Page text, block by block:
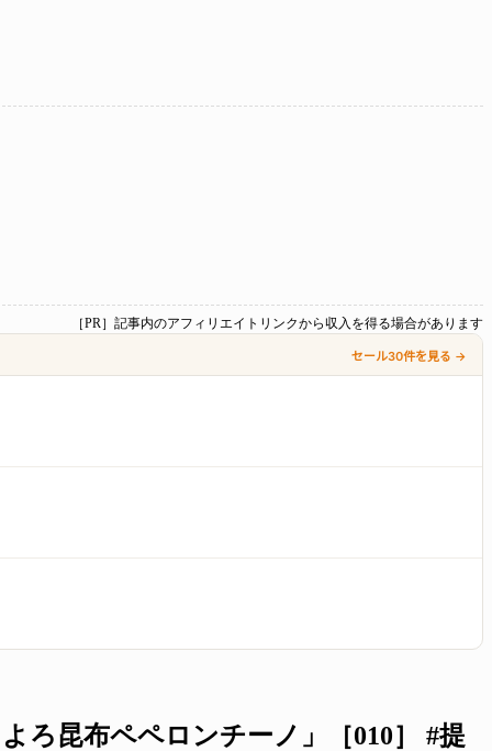
［PR］記事内のアフィリエイトリンクから収入を得る場合があります
セール30件を見る →
ろ昆布ペペロンチーノ」［010］ #提